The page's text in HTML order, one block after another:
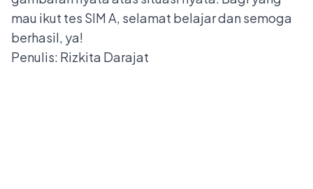
mau ikut tes SIM A, selamat belajar dan semoga
berhasil, ya!
Penulis: Rizkita Darajat